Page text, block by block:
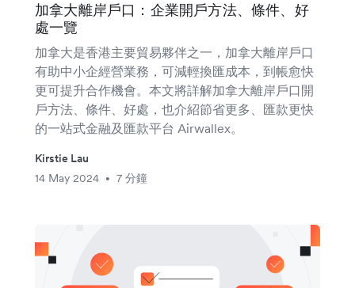
加拿大離岸戶口：企業開戶方法、條件、好
處一覽
加拿大是香港主要貿易夥伴之一，加拿大離岸戶口
有助中小企經營業務，可減輕換匯成本，到帳愈快
更可提升合作機會。本文將詳解加拿大離岸戶口開
戶方法、條件、好處，也介紹節省更多、匯款更快
的一站式金融及匯款平台 Airwallex。
Kirstie Lau
14 May 2024
• 7 分鐘